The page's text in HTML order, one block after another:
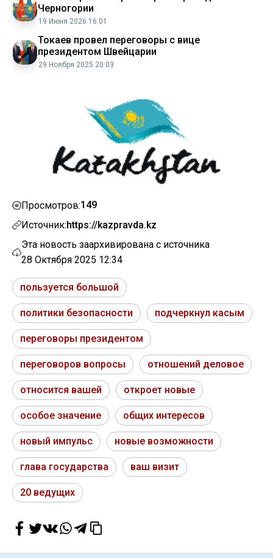
Черногории
19 Июня 2026 16:01
Токаев провел переговоры с вице
президентом Швейцарии
29 Ноября 2025 20:03
Просмотров:149
Источник:https://kazpravda.kz
Эта новость заархивирована с источника
28 Октября 2025 12:34
пользуется большой
политики безопасности подчеркнул касым
переговоры президентом
переговоров вопросы отношений деловое
относится вашей откроет новые
особое значение общих интересов
новый импульс новые возможности
глава государства ваш визит
20 ведущих